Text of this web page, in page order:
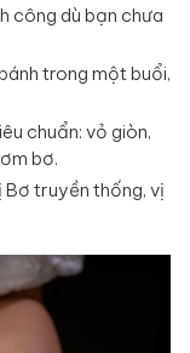
công dù bạn chưa
trong một buổi,
chuẩn: vỏ giòn,
bơ.
Bơ truyền thống, vị